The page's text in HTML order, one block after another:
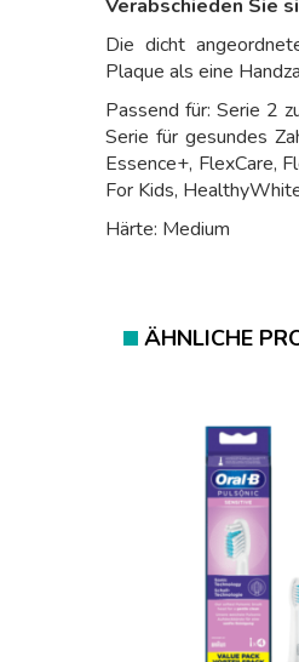
Verabschieden Sie
Die dicht
Plaque als eine
Passend für: Serie 2
Serie für gesundes
Essence+, FlexCare,
For Kids,
Härte: Medium
ÄHNLICHE